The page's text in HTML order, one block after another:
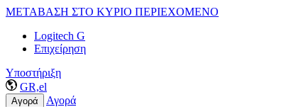
ΜΕΤΑΒΑΣΗ ΣΤΟ ΚΥΡΙΟ ΠΕΡΙΕΧΟΜΕΝΟ
Logitech G
Επιχείρηση
Υποστήριξη
GR,el
Αγορά Αγορά